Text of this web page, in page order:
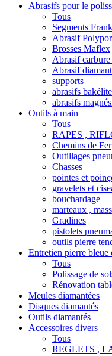
Abrasifs pour le
Tous
Segments
Abrasif
Brosses Maflex
Abrasif
Abrasif
supports
abrasifs
abrasifs
Outils à main
Tous
RAPES ,
Chemins de Fer
Outillages
Chasses
pointes et
gravelets et
bouchardage
marteaux ,
Gradines
pistolets
outils pierre
Entretien pierre bleue
Tous
Polissage de
Rénovation
Meules diamantées
Disques diamantés
Outils diamantés
Accessoires divers
Tous
REGLETS ,